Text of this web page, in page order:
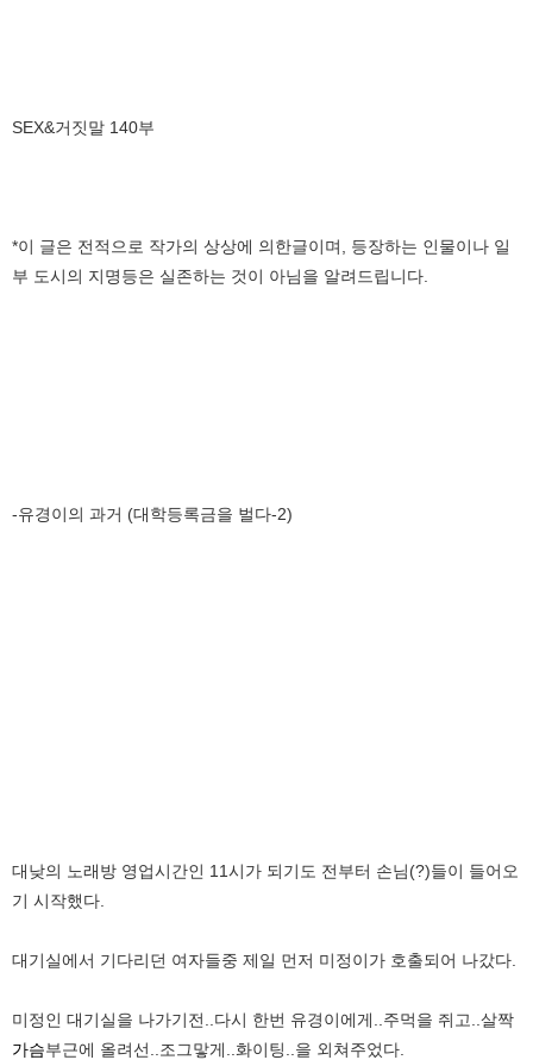
SEX&거짓말 140부
*이 글은 전적으로 작가의 상상에 의한글이며, 등장하는 인물이나 일
부 도시의 지명등은 실존하는 것이 아님을 알려드립니다.
-유경이의 과거 (대학등록금을 벌다-2)
대낮의 노래방 영업시간인 11시가 되기도 전부터 손님(?)들이 들어오
기 시작했다.
대기실에서 기다리던 여자들중 제일 먼저 미정이가 호출되어 나갔다.
미정인 대기실을 나가기전..다시 한번 유경이에게..주먹을 쥐고..살짝
가슴부근에 올려선..조그맣게..화이팅..을 외쳐주었다.